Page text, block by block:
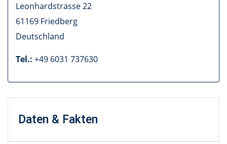
Leonhardstrasse 22
61169 Friedberg
Deutschland
Tel.: +49 6031 737630
Daten & Fakten